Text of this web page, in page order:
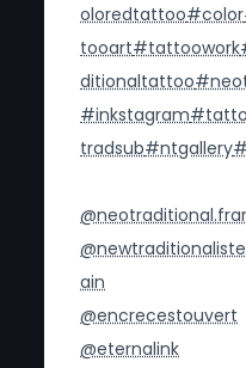
oloredtattoo#color
tooart#tattoowork
ditionaltattoo
#inkstagram
tradsub#ntgallery
ain
@encrecestouvert
@eternalink